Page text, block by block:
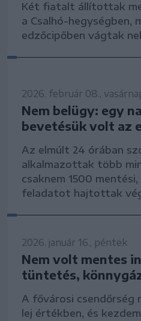
Két fiatalt állítottak
a Csalhó-hegységben,
edzőcipőben vágtak
2026. február 08.,
Nem belügy: egy
bevetésük volt az
Az elmúlt 24 órában
alkalmazottak több
csaknem 1500
feladatot hajtottak
2026. január 16., péntek
Nem volt mentes
tüntetés,
A fővárosi
lej értékben, és